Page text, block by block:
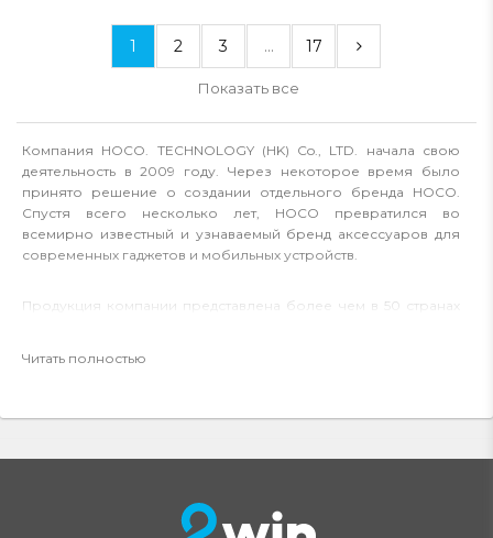
Показать все
1 2 3 ... 17
Компания HOCO. TECHNOLOGY (HK) Co., LTD. начала свою
деятельность в 2009 году. Через некоторое время было
принято решение о создании отдельного бренда HOCO.
Спустя всего несколько лет, HOCO превратился во
всемирно известный и узнаваемый бренд аксессуаров для
современных гаджетов и мобильных устройств.
Продукция компании представлена более чем в 50 странах
выпускающего продукцию исключительно высокого
расширяется. Среди предлагаемых компанией товаров
зарядные устройства, портативные батареи, наушники,
переносные колонки, аксессуары для автомобилей,
Читать полностью